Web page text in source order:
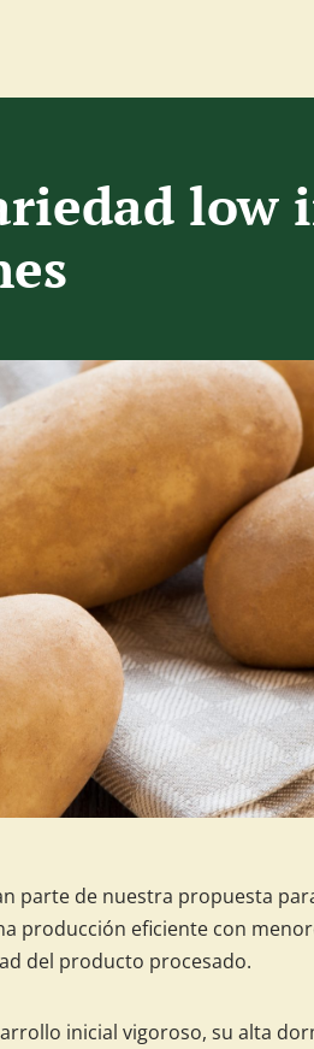
low
parte de nuestra propuesta
producción eficiente con
del producto procesado.
inicial vigoroso, su alta